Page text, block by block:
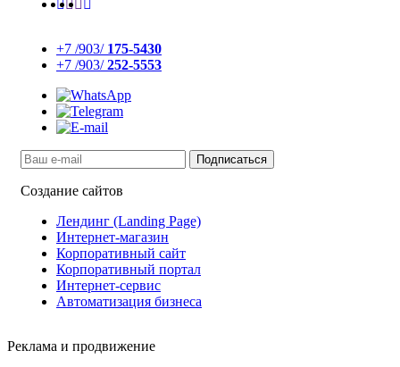
+7 /903/ 175-5430
+7 /903/252-5553
Создание сайтов
Лендинг (Landing Page)
Интернет-магазин
Корпоративный сайт
Корпоративный портал
Интернет-сервис
Автоматизация бизнеса
Реклама и продвижение